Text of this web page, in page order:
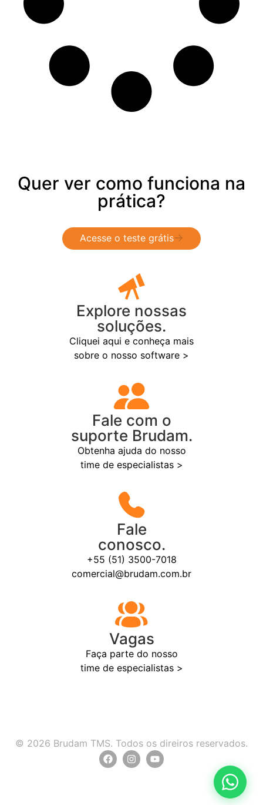
Quer ver como funciona na
prática?
Acesse o teste grátis
Explore nossas
soluções.
Cliquei aqui e conheça mais
sobre o nosso software >
Fale com o
suporte Brudam.
Obtenha ajuda do nosso
time de especialistas >
Fale
conosco.
+55 (51) 3500-7018
comercial@brudam.com.br
Vagas
Faça parte do nosso
time de especialistas >
© 2026 Brudam TMS. Todos os direiros reservados.